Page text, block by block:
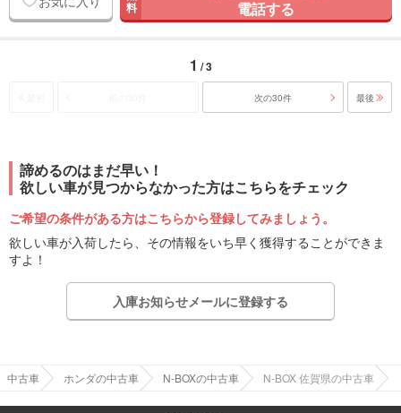
料 電話する
1 / 3
次の30件 最後
諦めるのはまだ早い！
欲しい車が見つからなかった方はこちらをチェック
ご希望の条件がある方はこちらから登録してみましょう。
欲しい車が入荷したら、その情報をいち早く獲得することができま
すよ！
入庫お知らせメールに登録する
中古車 ホンダの中古車 N-BOXの中古車 N-BOX 佐賀県の中古車